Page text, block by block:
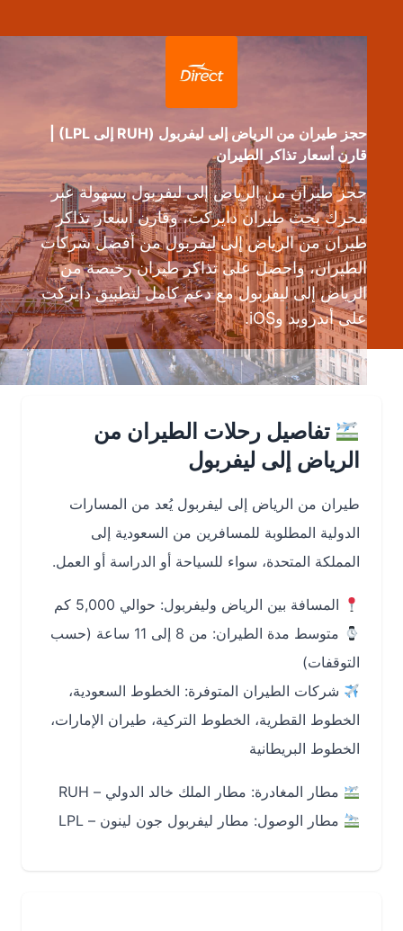
حجز طيران من الرياض إلى ليفربول (RUH إلى LPL) |
قارن أسعار تذاكر الطيران
حجز طيران من الرياض إلى ليفربول بسهولة عبر
محرك بحث طيران دايركت، وقارن أسعار تذاكر
طيران من الرياض إلى ليفربول من أفضل شركات
الطيران، واحصل على تذاكر طيران رخيصة من
الرياض إلى ليفربول مع دعم كامل لتطبيق دايركت
على أندرويد وiOS.
تفاصيل رحلات الطيران من
الرياض إلى ليفربول
طيران من الرياض إلى ليفربول يُعد من المسارات
الدولية المطلوبة للمسافرين من السعودية إلى
المملكة المتحدة، سواء للسياحة أو الدراسة أو العمل.
المسافة بين الرياض وليفربول: حوالي 5,000 كم
متوسط مدة الطيران: من 8 إلى 11 ساعة (حسب
التوقفات)
شركات الطيران المتوفرة: الخطوط السعودية،
الخطوط القطرية، الخطوط التركية، طيران الإمارات،
الخطوط البريطانية
مطار المغادرة: مطار الملك خالد الدولي – RUH
مطار الوصول: مطار ليفربول جون لينون – LPL